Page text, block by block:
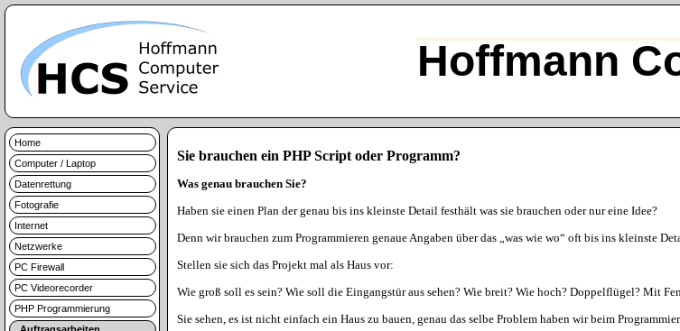
Hoffmann
Home
Computer / Laptop
Datenrettung
Fotografie
Internet
Netzwerke
PC Firewall
PC Videorecorder
PHP Programmierung
Sie brauchen ein PHP Script oder Programm?
Was genau brauchen Sie?
Haben sie einen Plan der genau bis ins kleinste Detail festhält was sie brauchen oder nur eine Idee?
Denn wir brauchen zum Programmieren genaue Angaben über das „was wie wo“ oft bis ins kleinste
Stellen sie sich das Projekt mal als Haus vor:
Wie groß soll es sein? Wie soll die Eingangstür aus sehen? Wie breit? Wie hoch? Doppelflügel? Mit
Sie sehen, es ist nicht einfach ein Haus zu bauen, genau das selbe Problem haben wir beim